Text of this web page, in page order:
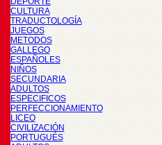
CULTURA
TRADUCTOLOGÍA
JUEGOS
METODOS
GALLEGO
ESPAÑOLES
NIÑOS
SECUNDARIA
ADULTOS
ESPECIFICOS
PERFECCIONAMIENTO
LICEO
CIVILIZACIÓN
PORTUGUÉS